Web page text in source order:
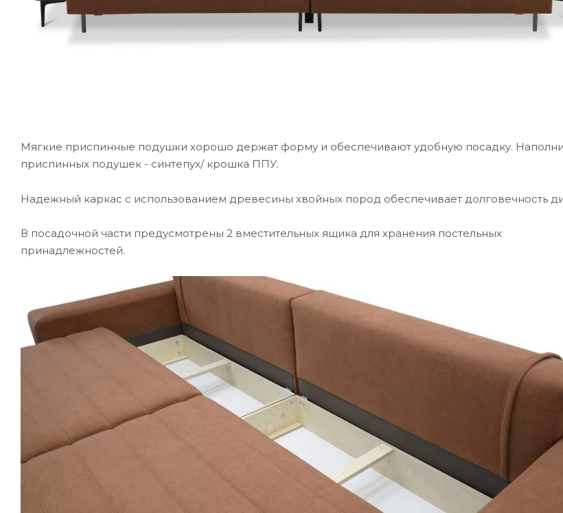
Мягкие приспинные подушки хорошо держат форму и обеспечивают удобную посадку.
приспинных подушек - синтепух/ крошка ППУ.
Надежный каркас с использованием древесины хвойных пород обеспечивает долговечность
В посадочной части предусмотрены 2 вместительных ящика для хранения постельных
принадлежностей.